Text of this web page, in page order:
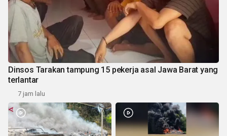
Dinsos Tarakan tampung 15 pekerja asal Jawa Barat yang
terlantar
7 jam lalu